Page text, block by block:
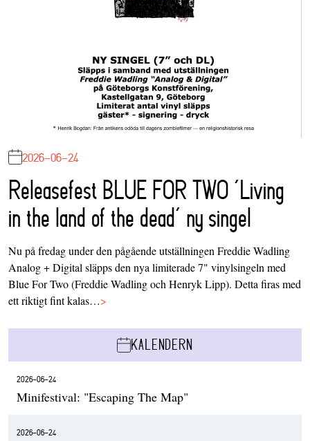
2026-06-24
Releasefest BLUE FOR TWO ‘Living
in the land of the dead’ ny singel
Nu på fredag under den pågående utställningen Freddie Wadling
Analog + Digital släpps den nya limiterade 7" vinylsingeln med
Blue For Two (Freddie Wadling och Henryk Lipp). Detta firas med
ett riktigt fint kalas…>
KALENDERN
2026-06-24
Minifestival: "Escaping The Map"
2026-06-24